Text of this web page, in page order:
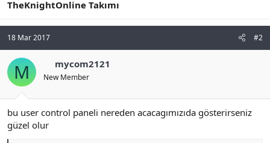
TheKnightOnline Takımı
18 Mar 2017 #2
M mycom2121
New Member
bu user control paneli nereden acacagımızıda gösterirseniz
güzel olur